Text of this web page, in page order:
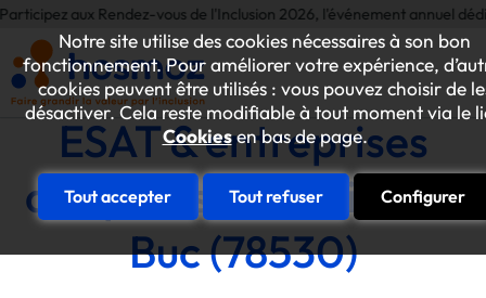
Notre site utilise des cookies nécessaires à son bon
fonctionnement. Pour améliorer votre expérience,
cookies peuvent être utilisés : vous pouvez choisir de
désactiver. Cela reste modifiable à tout moment via le
Cookiesen bas de page.
Tout accepter Tout refuser Configurer
Rendez-vous de l'Inclusion 2026, l'événement annuel dédié aux
ESAT & entreprises
adaptées de la ville de
Buc (78530)